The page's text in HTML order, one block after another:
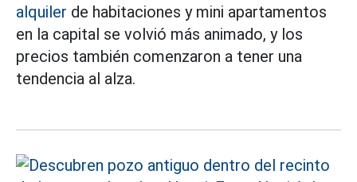
alquiler de habitaciones y mini apartamentos
en la capital se volvió más animado, y los
precios también comenzaron a tener una
tendencia al alza.